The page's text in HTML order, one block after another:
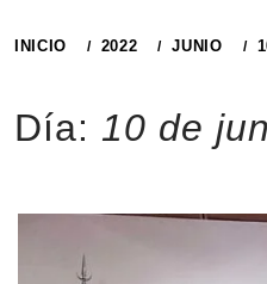
INICIO 2022 JUNIO
Día: 10 de